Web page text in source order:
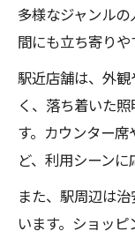
多様なジャンル
間にも立ち寄りや
駅近店舗は、外
く、落ち着いた
す。カウンター
ど、利用シーンに
また、駅周辺は
います。ショッ